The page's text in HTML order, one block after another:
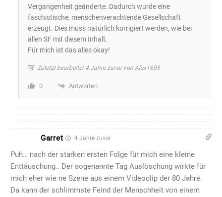
Vergangenheit geänderte. Dadurch wurde eine
faschistische, menschenverachtende Gesellschaft
erzeugt. Dies muss natürlich korrigiert werden, wie bei
allen SF mit diesem Inhalt.
Für mich ist das alles okay!
Zuletzt bearbeitet 4 Jahre zuvor von Alex1605
0 Antworten
Garret 4 Jahre zuvor
Puh… nach der starken ersten Folge für mich eine kleine
Enttäuschung.. Der sogenannte Tag Auslöschung wirkte für
mich eher wie ne Szene aus einem Videoclip der 80 Jahre.
Da kann der schlimmste Feind der Menschheit von einem